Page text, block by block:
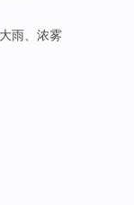
大雨
浓雾